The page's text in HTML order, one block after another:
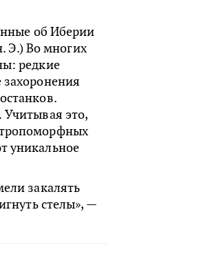
об Иберии
Э.) Во многих
редкие
Учитывая это,
уникальное
закалять
стелы», —